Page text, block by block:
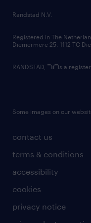
country websites
contact us
terms & conditions
accessibility
cookies
privacy notice
Randstad N.V.
Registered in The
Diemermere 25, 1112 TC
RANDSTAD, is a
Some images on our